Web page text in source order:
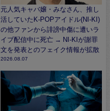
元人気キャバ嬢・みなさん、推し
活していたK-POPアイドル(NI-KI)
の他ファンから誹謗中傷に遭いラ
イブ配信中に死亡 → NI-KIが謝罪
文を発表とのフェイク情報が拡散
2026.08.07